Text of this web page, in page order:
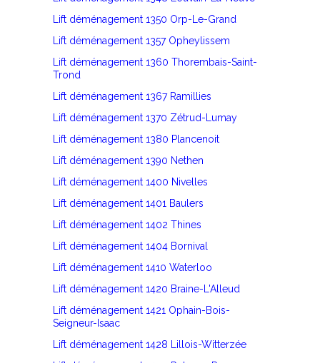
Lift déménagement 1350 Orp-Le-Grand
Lift déménagement 1357 Opheylissem
Lift déménagement 1360 Thorembais-Saint-
Trond
Lift déménagement 1367 Ramillies
Lift déménagement 1370 Zétrud-Lumay
Lift déménagement 1380 Plancenoit
Lift déménagement 1390 Nethen
Lift déménagement 1400 Nivelles
Lift déménagement 1401 Baulers
Lift déménagement 1402 Thines
Lift déménagement 1404 Bornival
Lift déménagement 1410 Waterloo
Lift déménagement 1420 Braine-L'Alleud
Lift déménagement 1421 Ophain-Bois-
Seigneur-Isaac
Lift déménagement 1428 Lillois-Witterzée